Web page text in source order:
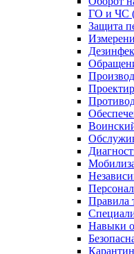
ГО и ЧС
Защита
Правила
Навыки